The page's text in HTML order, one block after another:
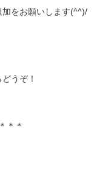
加をお願いします(^^)/
うぞ！
＊＊